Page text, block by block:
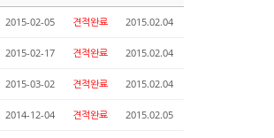
2015-02-05 견적완료 2015.02.04
2015-02-17 견적완료 2015.02.04
2015-03-02 견적완료 2015.02.04
2014-12-04 견적완료 2015.02.05